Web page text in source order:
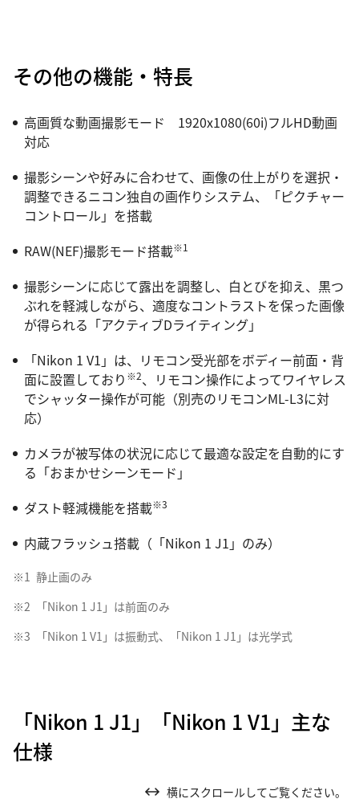
その他の機能・特長
高画質な動画撮影モード 1920x1080(60i)フルHD動画
対応
撮影シーンや好みに合わせて、画像の仕上がりを選択・
調整できるニコン独自の画作りシステム、「ピクチャー
コントロール」を搭載
RAW(NEF)撮影モード搭載※1
撮影シーンに応じて露出を調整し、白とびを抑え、黒つ
ぶれを軽減しながら、適度なコントラストを保った画像
が得られる「アクティブDライティング」
「Nikon 1 V1」は、リモコン受光部をボディー前面・背
面に設置しており ※2、リモコン操作によってワイヤレス
でシャッター操作が可能（別売のリモコンML-L3に対
応）
カメラが被写体の状況に応じて最適な設定を自動的にす
る「おまかせシーンモード」
ダスト軽減機能を搭載※3
内蔵フラッシュ搭載（「Nikon 1 J1」のみ）
※1 静止画のみ
※2
「Nikon 1 J1」は前面のみ
※3
「Nikon 1 V1」は振動式、「Nikon 1 J1」は光学式
「Nikon 1 J1」「Nikon 1 V1」主な
仕様
横にスクロールしてご覧ください。